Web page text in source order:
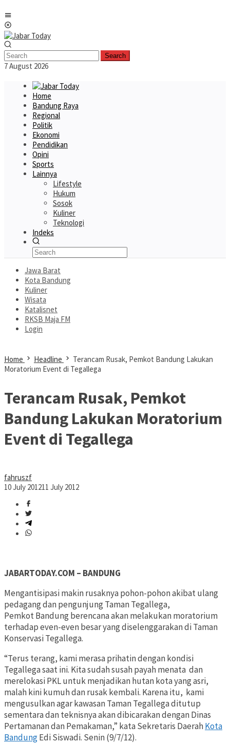
to
content
Search
7 August 2026
Home
Bandung Raya
Regional
Politik
Ekonomi
Pendidikan
Opini
Sports
Lainnya
Lifestyle
Hukum
Sosok
Kuliner
Teknologi
Indeks
Jawa Barat
Kota Bandung
Kuliner
Wisata
Katalisnet
RKSB Maja FM
Login
Home Headline
Terancam Rusak, Pemkot Bandung Lakukan
Moratorium Event di Tegallega
Terancam Rusak, Pemkot
Bandung Lakukan Moratorium
Event di Tegallega
fahruszf
10 July 201211 July 2012
JABARTODAY.COM – BANDUNG
Mengantisipasi makin rusaknya pohon-pohon akibat ulang
pedagang dan pengunjung Taman Tegallega,
Pemkot Bandung berencana akan melakukan moratorium
terhadap even-even besar yang diselenggarakan di Taman
Konservasi Tegallega.
“Terus terang, kami merasa prihatin dengan kondisi
Tegallega saat ini. Kita sudah susah payah menata dan
merelokasi PKL untuk menjadikan hutan kota yang asri,
malah kini kumuh dan rusak kembali. Karena itu, kami
mengusulkan agar kawasan Taman Tegallega ditutup
sementara dan teknisnya akan dibicarakan dengan Dinas
Pertamanan dan Pemakaman,” kata Sekretaris DaerahKota
BandungEdi Siswadi. Senin (9/7/12).